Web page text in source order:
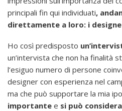
principali fin qui individuati,
direttamente a loro: i
Ho così predisposto
un’intervista che non ha finalità
l’esiguo numero di persone
designer con esperienza nel
ma che può supportare la mia
importante e si può